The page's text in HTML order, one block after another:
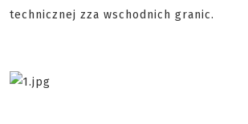
technicznej zza wschodnich granic.